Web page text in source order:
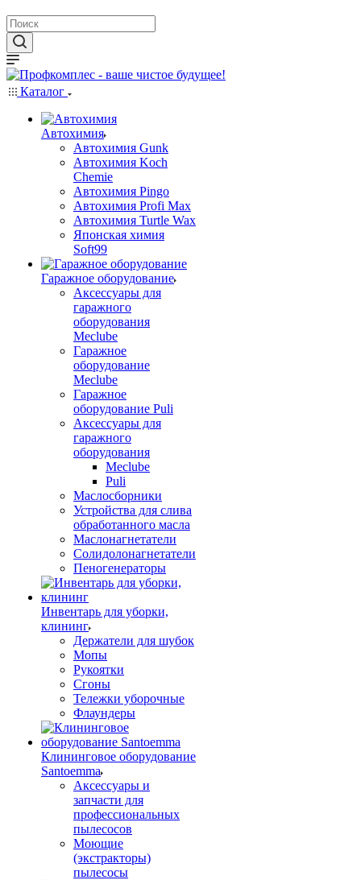
Каталог
Автохимия
Автохимия Gunk
Автохимия Koch
Chemie
Автохимия Pingo
Автохимия Profi Max
Автохимия Turtle Wax
Японская химия
Soft99
Гаражное оборудование
Аксессуары для
гаражного
оборудования
Meclube
Гаражное
оборудование
Meclube
Гаражное
оборудование Puli
Аксессуары для
гаражного
оборудования
Meclube
Puli
Маслосборники
Устройства для слива
обработанного масла
Маслонагнетатели
Солидолонагнетатели
Пеногенераторы
Инвентарь для уборки,
клининг
Держатели для шубок
Мопы
Рукоятки
Сгоны
Тележки уборочные
Флаундеры
Клининговое оборудование
Santoemma
Аксессуары и
запчасти для
профессиональных
пылесосов
Моющие
(экстракторы)
пылесосы